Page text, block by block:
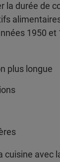
la durée de
1950
plus longue
avec